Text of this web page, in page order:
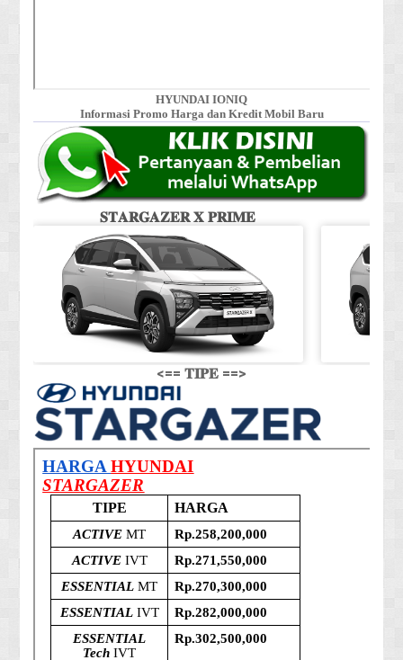
HYUNDAI IONIQ
Informasi Promo Harga dan Kredit Mobil Baru
𝐒𝐓𝐀𝐑𝐆𝐀𝐙𝐄𝐑 𝐗 𝐏𝐑𝐈𝐌𝐄
<== 𝐓𝐈𝐏𝐄 ==>